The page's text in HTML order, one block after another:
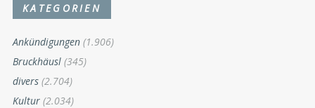
KATEGORIEN
Ankündigungen (1.906)
Bruckhäusl (345)
divers (2.704)
Kultur (2.034)